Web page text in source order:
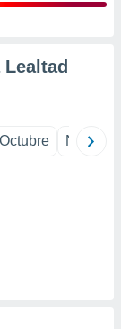
Octubre